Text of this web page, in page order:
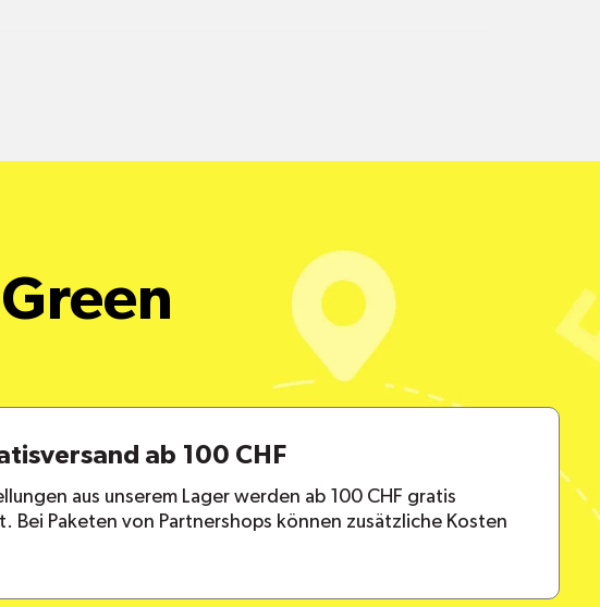
ab 100 CHF
aus unserem Lager werden ab 100 CHF gratis
Bei Paketen von Partnershops können zusätzliche Kosten